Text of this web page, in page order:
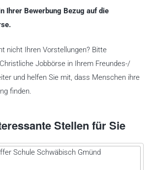
Ihrer Bewerbung Bezug auf die
nicht Ihren Vorstellungen? Bitte
Jobbörse in Ihrem Freundes-/
und helfen Sie mit, dass Menschen ihre
finden.
Stellen für Sie